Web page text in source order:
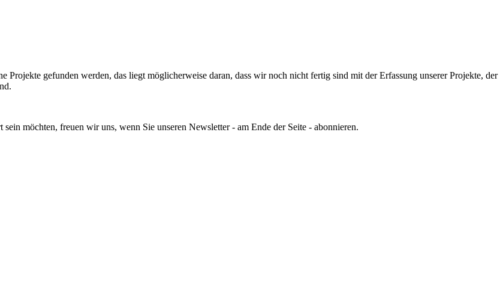
Projekte gefunden werden, das liegt möglicherweise daran, dass wir noch nicht fertig sind mit der Erfassung unserer Projekte, der
möchten, freuen wir uns, wenn Sie unseren Newsletter - am Ende der Seite - abonnieren.